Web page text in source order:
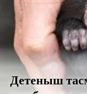
Детеныш